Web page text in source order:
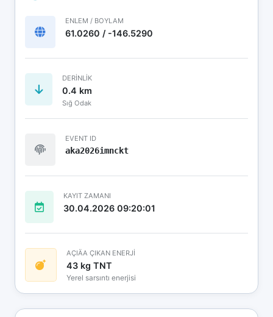
ENLEM / BOYLAM
61.0260 / -146.5290
DERINLIK
0.4 km
Sığ Odak
EVENT ID
aka2026imnckt
KAYIT ZAMANI
30.04.2026 09:20:01
AÇIÄA ÇIKAN ENERJİ
43 kg TNT
Yerel sarsıntı enerjisi